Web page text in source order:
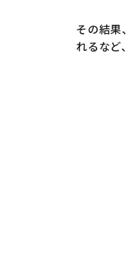
その結果
れるなど